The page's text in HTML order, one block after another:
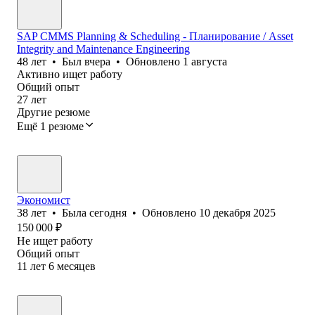
SAP CMMS Planning & Scheduling - Планирование / Asset
Integrity and Maintenance Engineering
48 лет • Был вчера • Обновлено 1 августа
Активно ищет работу
Общий опыт
27 лет
Другие резюме
Ещё 1 резюме
Экономист
38 лет • Была сегодня • Обновлено 10 декабря 2025
150 000 ₽
Не ищет работу
Общий опыт
11 лет 6 месяцев